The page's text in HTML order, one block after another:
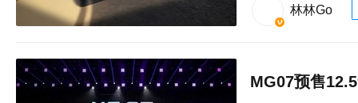
林林Go
MG07预售